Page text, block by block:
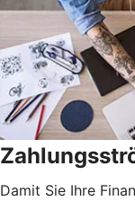
Damit Sie Ihre